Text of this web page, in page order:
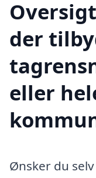
der
eller
Ønsker du